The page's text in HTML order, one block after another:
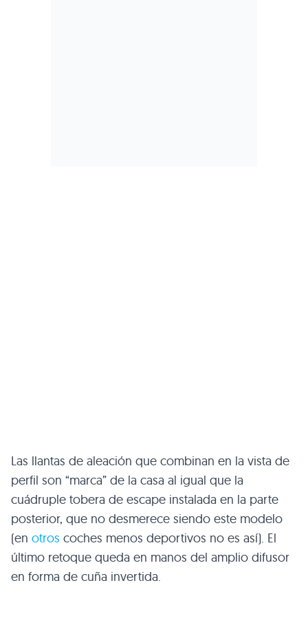
Las llantas de aleación que combinan en la vista de
perfil son “marca” de la casa al igual que la
cuádruple tobera de escape instalada en la parte
posterior, que no desmerece siendo este modelo
(en otros coches menos deportivos no es así). El
último retoque queda en manos del amplio difusor
en forma de cuña invertida.